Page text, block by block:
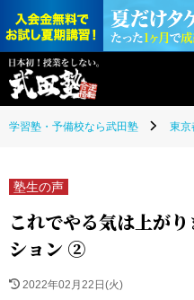
学習塾・予備校なら武田塾 東京
塾生の声
これでやる気は上がり
ション ②
2022年02月22日(火)